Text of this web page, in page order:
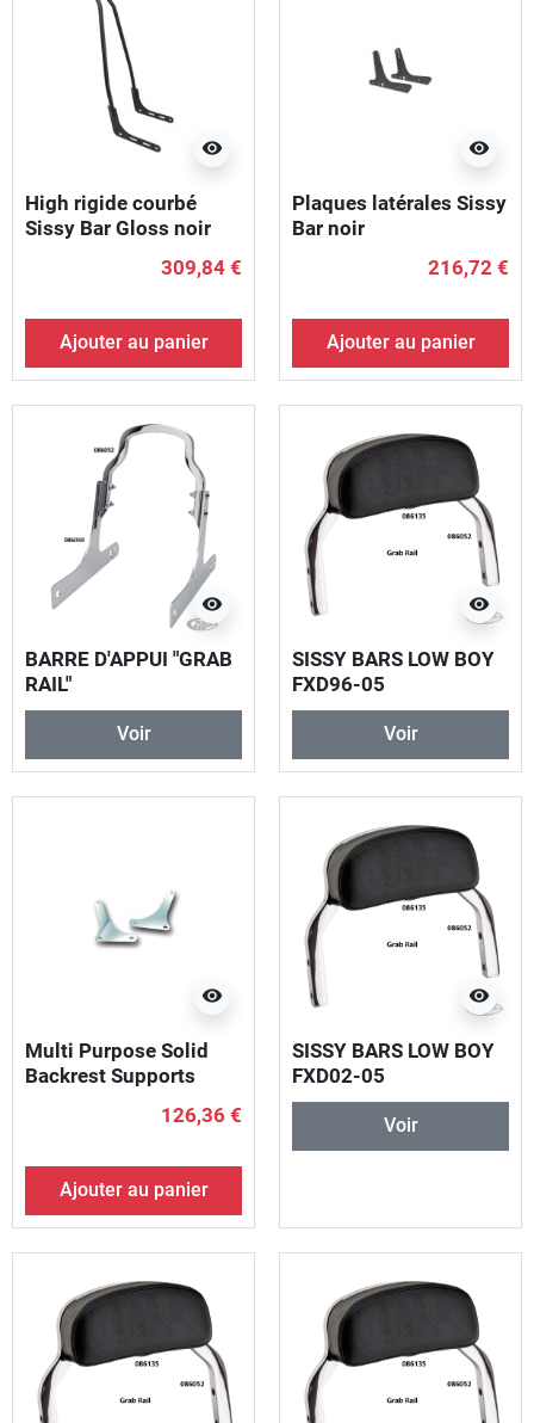
visibility
High rigide courbé
Sissy Bar Gloss noir
309,84 €
Ajouter au panier
visibility
Plaques latérales Sissy
Bar noir
216,72 €
Ajouter au panier
visibility
BARRE D'APPUI "GRAB
RAIL"
Voir
visibility
SISSY BARS LOW BOY
FXD96-05
DETACHABLES
Voir
visibility
Multi Purpose Solid
Backrest Supports
126,36 €
Ajouter au panier
visibility
SISSY BARS LOW BOY
FXD02-05
DETACHABLES
Voir